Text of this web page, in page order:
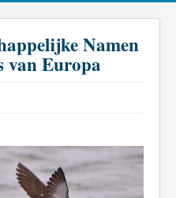
Namen
van Europa